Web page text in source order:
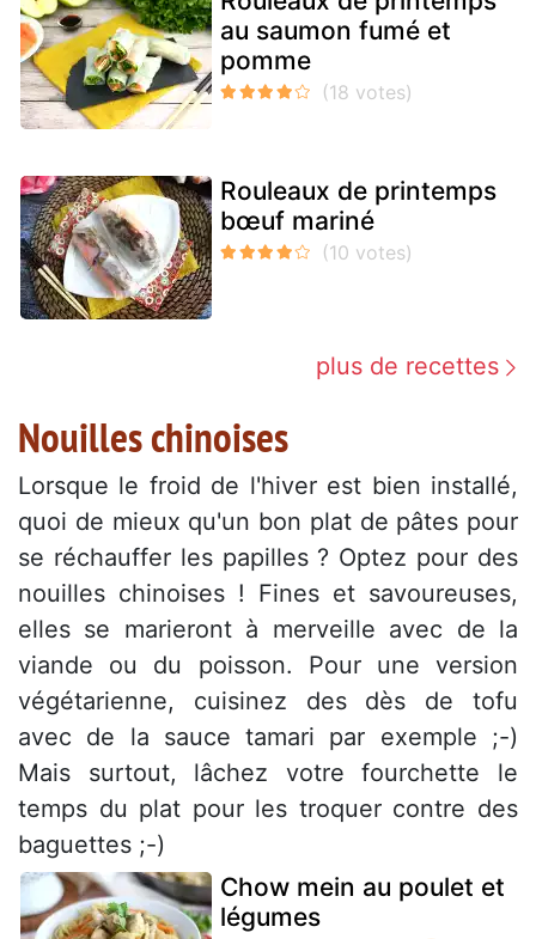
au saumon fumé et
pomme
Rouleaux de printemps
bœuf mariné
plus de recettes
Nouilles chinoises
Lorsque le froid de l'hiver est bien installé,
quoi de mieux qu'un bon plat de pâtes pour
se réchauffer les papilles ? Optez pour des
nouilles chinoises ! Fines et savoureuses,
elles se marieront à merveille avec de la
viande ou du poisson. Pour une version
végétarienne, cuisinez des dès de tofu
avec de la sauce tamari par exemple ;-)
Mais surtout, lâchez votre fourchette le
temps du plat pour les troquer contre des
baguettes ;-)
Chow mein au poulet et
légumes